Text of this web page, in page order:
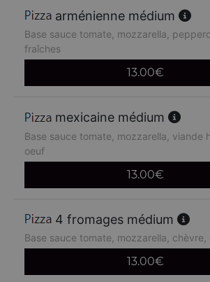
arménienne médium
Base sauce tomate, mozzarella,
fraîches
13.00€
mexicaine médium
Base sauce tomate, mozzarella, viande
oeuf
13.00€
4 fromages médium
Base sauce tomate, mozzarella,
13.00€